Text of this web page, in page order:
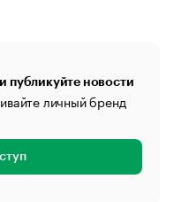
публикуйте новости
личный бренд